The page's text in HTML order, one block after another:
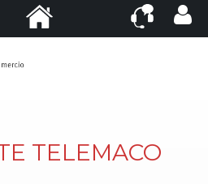
TELEMACO